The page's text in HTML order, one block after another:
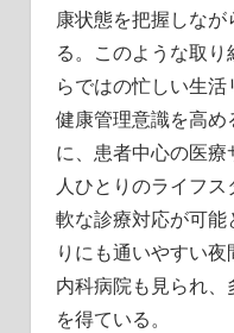
康状態を把握しな
る。このような取
らではの忙しい生
健康管理意識を高
に、患者中心の医
人ひとりのライフ
軟な診療対応が可
りにも通いやすい
内科病院も見られ
を得ている。